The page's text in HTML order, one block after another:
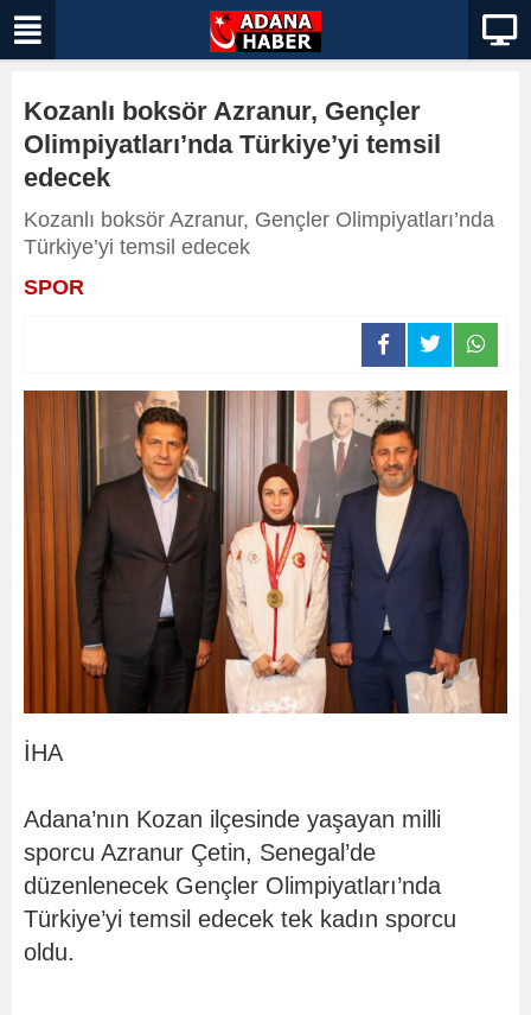
Kozanlı boksör Azranur, Gençler
Olimpiyatları’nda Türkiye’yi temsil
edecek
Kozanlı boksör Azranur, Gençler Olimpiyatları’nda
Türkiye’yi temsil edecek
SPOR
İHA
Adana’nın Kozan ilçesinde yaşayan milli
sporcu Azranur Çetin, Senegal’de
düzenlenecek Gençler Olimpiyatları’nda
Türkiye’yi temsil edecek tek kadın sporcu
oldu.